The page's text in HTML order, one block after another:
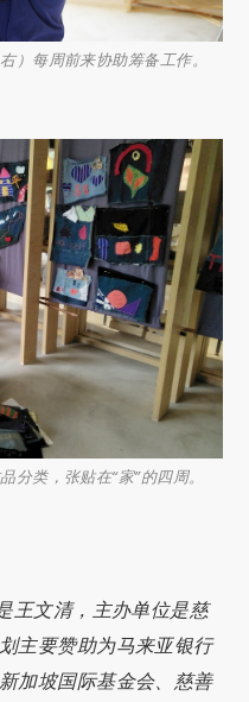
）每周前来协助筹备工作。
类，张贴在“家”的四周。
王文清，主办单位是慈
主要赞助为马来亚银行
加坡国际基金会、慈善